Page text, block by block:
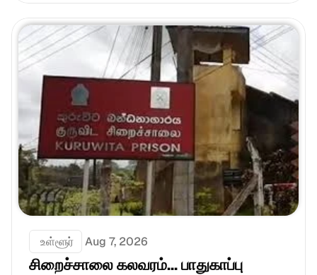
உள்ளூர் Aug 7, 2026
சிறைச்சாலை கலவரம்... பாதுகாப்பு